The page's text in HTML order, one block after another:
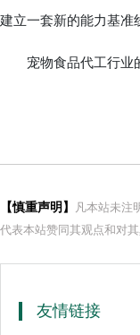
建立一套新的能力基准
宠物食品代工行业的
【慎重声明】
凡本站未注
代表本站赞同其观点和对
友情链接